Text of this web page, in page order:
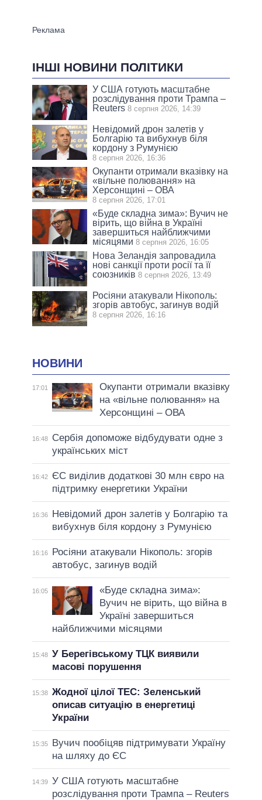
ІНШІ НОВИНИ ПОЛІТИКИ
У США готують масштабне
розслідування проти Трампа –
Reuters 8 серпня 2026, 14:39
Невідомий дрон залетів у
Болгарію та вибухнув біля
кордону з Румунією
8 серпня 2026, 16:36
Окупанти отримали вказівку на
«вільне полювання» на
Херсонщині – ОВА
8 серпня 2026, 17:01
«Буде складна зима»: Вучич не
вірить, що війна в Україні
завершиться найближчими
місяцями 8 серпня 2026, 16:05
Нова Зеландія запровадила
нові санкції проти росії та її
союзників 8 серпня 2026, 13:49
Росіяни атакували Нікополь:
згорів автобус, загинув водій
8 серпня 2026, 16:16
НОВИНИ
17:01
Окупанти отримали вказівку
на «вільне полювання» на
Херсонщині – ОВА
16:48
Сербія допоможе відбудувати одне з
українських міст
16:42
ЄС виділив додаткові 30 млн євро на
підтримку енергетики України
16:36
Невідомий дрон залетів у Болгарію та
вибухнув біля кордону з Румунією
16:16
Росіяни атакували Нікополь: згорів
автобус, загинув водій
16:05
«Буде складна зима»:
Вучич не вірить, що війна в
Україні завершиться
найближчими місяцями
15:48 У Берегівському ТЦК виявили
масові порушення
15:38 Жодної цілої ТЕС: Зеленський
описав ситуацію в енергетиці
України
15:35
Вучич пообіцяв підтримувати Україну
на шляху до ЄС
14:39 У США готують масштабне
розслідування проти Трампа – Reuters